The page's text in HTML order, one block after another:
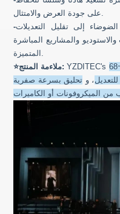
على جودة العرض والامتثال.
إلى تقليل التعديلات
والمشاريع المباشرة
المتميزة.
⭐
ملاءمة المنتج: YZDITEC's ~68
، و تحليق بسرعة صفرية